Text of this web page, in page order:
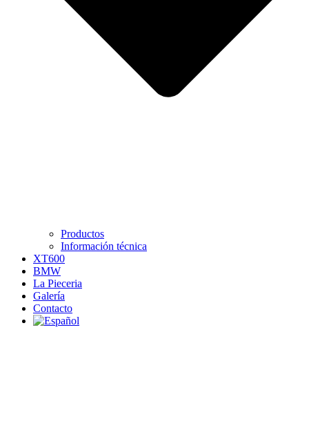
Productos
Información técnica
XT600
BMW
La Pieceria
Galería
Contacto